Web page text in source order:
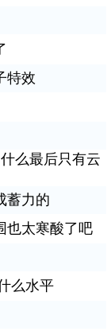
特效
么最后只有云
蓄力的
也太寒酸了吧
么水平